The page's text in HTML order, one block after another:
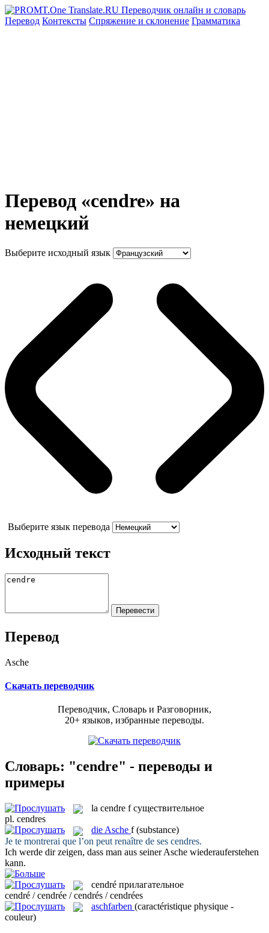
Перевод Контексты Спряжение и склонение Грамматика
Перевод «cendre» на
немецкий
Выберите исходный язык
Выберите язык перевода
Исходный текст
Перевод
Asche
Скачать переводчик
Переводчик, Словарь и Разговорник,
20+ языков, избранные переводы.
Словарь: "cendre" - переводы и
примеры
la cendre f существительное
pl. cendres
die Asche f (substance)
Je te montrerai que l’on peut renaître de ses cendres.
Ich werde dir zeigen, dass man aus seinerAsche wiederauferstehen
kann.
cendré прилагательное
cendré / cendrée / cendrés / cendrées
aschfarben (caractéristique physique -
couleur)